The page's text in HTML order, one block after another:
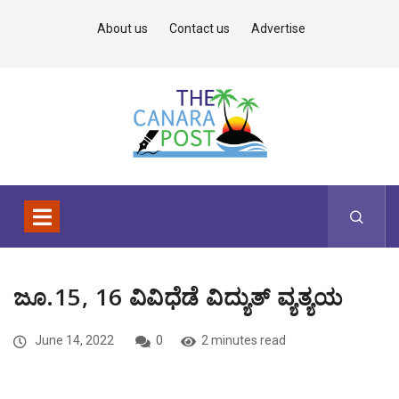
About us Contact us Advertise
ಜೂ.15, 16 ವಿವಿಧೆಡೆ ವಿದ್ಯುತ್ ವ್ಯತ್ಯಯ
June 14, 2022 0 2 minutes read